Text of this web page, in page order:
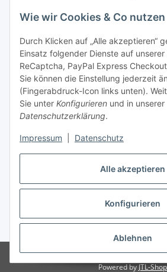
Alle akzeptieren
Konfigurieren
Ablehnen
Wie wir Cookies & Co nutzen
Durch Klicken auf „Alle akzeptieren“
Einsatz folgender Dienste auf unserer
ReCaptcha, PayPal Express
Sie können die Einstellung jederzeit
(Fingerabdruck-Icon links unten).
Sie unter Konfigurieren und in unserer
Datenschutzerklärung.
Impressum Datenschutz
Zahlung & Versand
Vertrag widerrufen
* Alle Preise inkl. gesetzlicher USt., inkl.
© DCG-Electronics
Powered byJTL-Shop